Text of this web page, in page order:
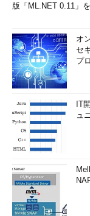
版「ML.NET 0.11」
オ
セ
プ
IT
ュ